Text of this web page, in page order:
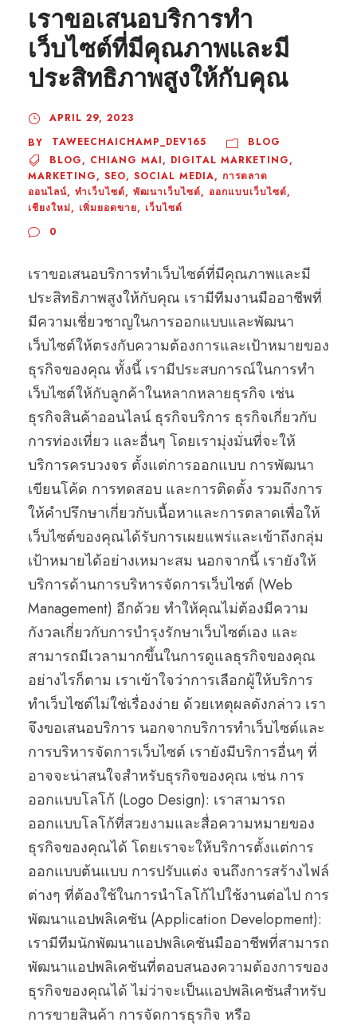
เราขอเสนอบริการทำ
เว็บไซต์ที่มีคุณภาพและมี
ประสิทธิภาพสูงให้กับคุณ
APRIL 29, 2023
BY
TAWEECHAICHAMP_DEV165
BLOG
BLOG, CHIANG MAI, DIGITAL MARKETING,
MARKETING, SEO, SOCIAL MEDIA, การตลาด
ออนไลน์, ทำเว็บไซต์, พัฒนาเว็บไซต์, ออกแบบเว็บไซต์,
เชียงใหม่, เพิ่มยอดขาย, เว็บไซต์
0
เราขอเสนอบริการทำเว็บไซต์ที่มีคุณภาพและมี
ประสิทธิภาพสูงให้กับคุณ เรามีทีมงานมืออาชีพที่
มีความเชี่ยวชาญในการออกแบบและพัฒนา
เว็บไซต์ให้ตรงกับความต้องการและเป้าหมายของ
ธุรกิจของคุณ ทั้งนี้ เรามีประสบการณ์ในการทำ
เว็บไซต์ให้กับลูกค้าในหลากหลายธุรกิจ เช่น
ธุรกิจสินค้าออนไลน์ ธุรกิจบริการ ธุรกิจเกี่ยวกับ
การท่องเที่ยว และอื่นๆ โดยเรามุ่งมั่นที่จะให้
บริการครบวงจร ตั้งแต่การออกแบบ การพัฒนา
เขียนโค้ด การทดสอบ และการติดตั้ง รวมถึงการ
ให้คำปรึกษาเกี่ยวกับเนื้อหาและการตลาดเพื่อให้
เว็บไซต์ของคุณได้รับการเผยแพร่และเข้าถึงกลุ่ม
เป้าหมายได้อย่างเหมาะสม นอกจากนี้ เรายังให้
บริการด้านการบริหารจัดการเว็บไซต์ (Web
Management) อีกด้วย ทำให้คุณไม่ต้องมีความ
กังวลเกี่ยวกับการบำรุงรักษาเว็บไซต์เอง และ
สามารถมีเวลามากขึ้นในการดูแลธุรกิจของคุณ
อย่างไรก็ตาม เราเข้าใจว่าการเลือกผู้ให้บริการ
ทำเว็บไซต์ไม่ใช่เรื่องง่าย ด้วยเหตุผลดังกล่าว เรา
จึงขอเสนอบริการ นอกจากบริการทำเว็บไซต์และ
การบริหารจัดการเว็บไซต์ เรายังมีบริการอื่นๆ ที่
อาจจะน่าสนใจสำหรับธุรกิจของคุณ เช่น การ
ออกแบบโลโก้ (Logo Design): เราสามารถ
ออกแบบโลโก้ที่สวยงามและสื่อความหมายของ
ธุรกิจของคุณได้ โดยเราจะให้บริการตั้งแต่การ
ออกแบบต้นแบบ การปรับแต่ง จนถึงการสร้างไฟล์
ต่างๆ ที่ต้องใช้ในการนำโลโก้ไปใช้งานต่อไป การ
พัฒนาแอปพลิเคชัน (Application Development):
เรามีทีมนักพัฒนาแอปพลิเคชันมืออาชีพที่สามารถ
พัฒนาแอปพลิเคชันที่ตอบสนองความต้องการของ
ธุรกิจของคุณได้ ไม่ว่าจะเป็นแอปพลิเคชันสำหรับ
การขายสินค้า การจัดการธุรกิจ หรือ